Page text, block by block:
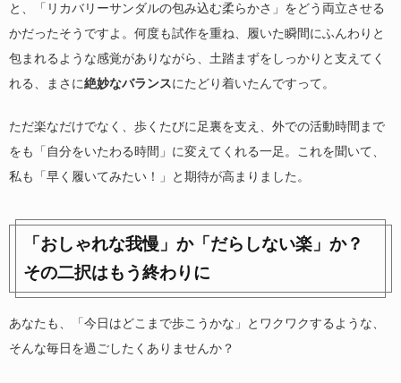
と、「リカバリーサンダルの包み込む柔らかさ」をどう両立させる
かだったそうですよ。何度も試作を重ね、履いた瞬間にふんわりと
包まれるような感覚がありながら、土踏まずをしっかりと支えてく
れる、まさに絶妙なバランスにたどり着いたんですって。
ただ楽なだけでなく、歩くたびに足裏を支え、外での活動時間まで
をも「自分をいたわる時間」に変えてくれる一足。これを聞いて、
私も「早く履いてみたい！」と期待が高まりました。
「おしゃれな我慢」か「だらしない楽」か？
その二択はもう終わりに
あなたも、「今日はどこまで歩こうかな」とワクワクするような、
そんな毎日を過ごしたくありませんか？